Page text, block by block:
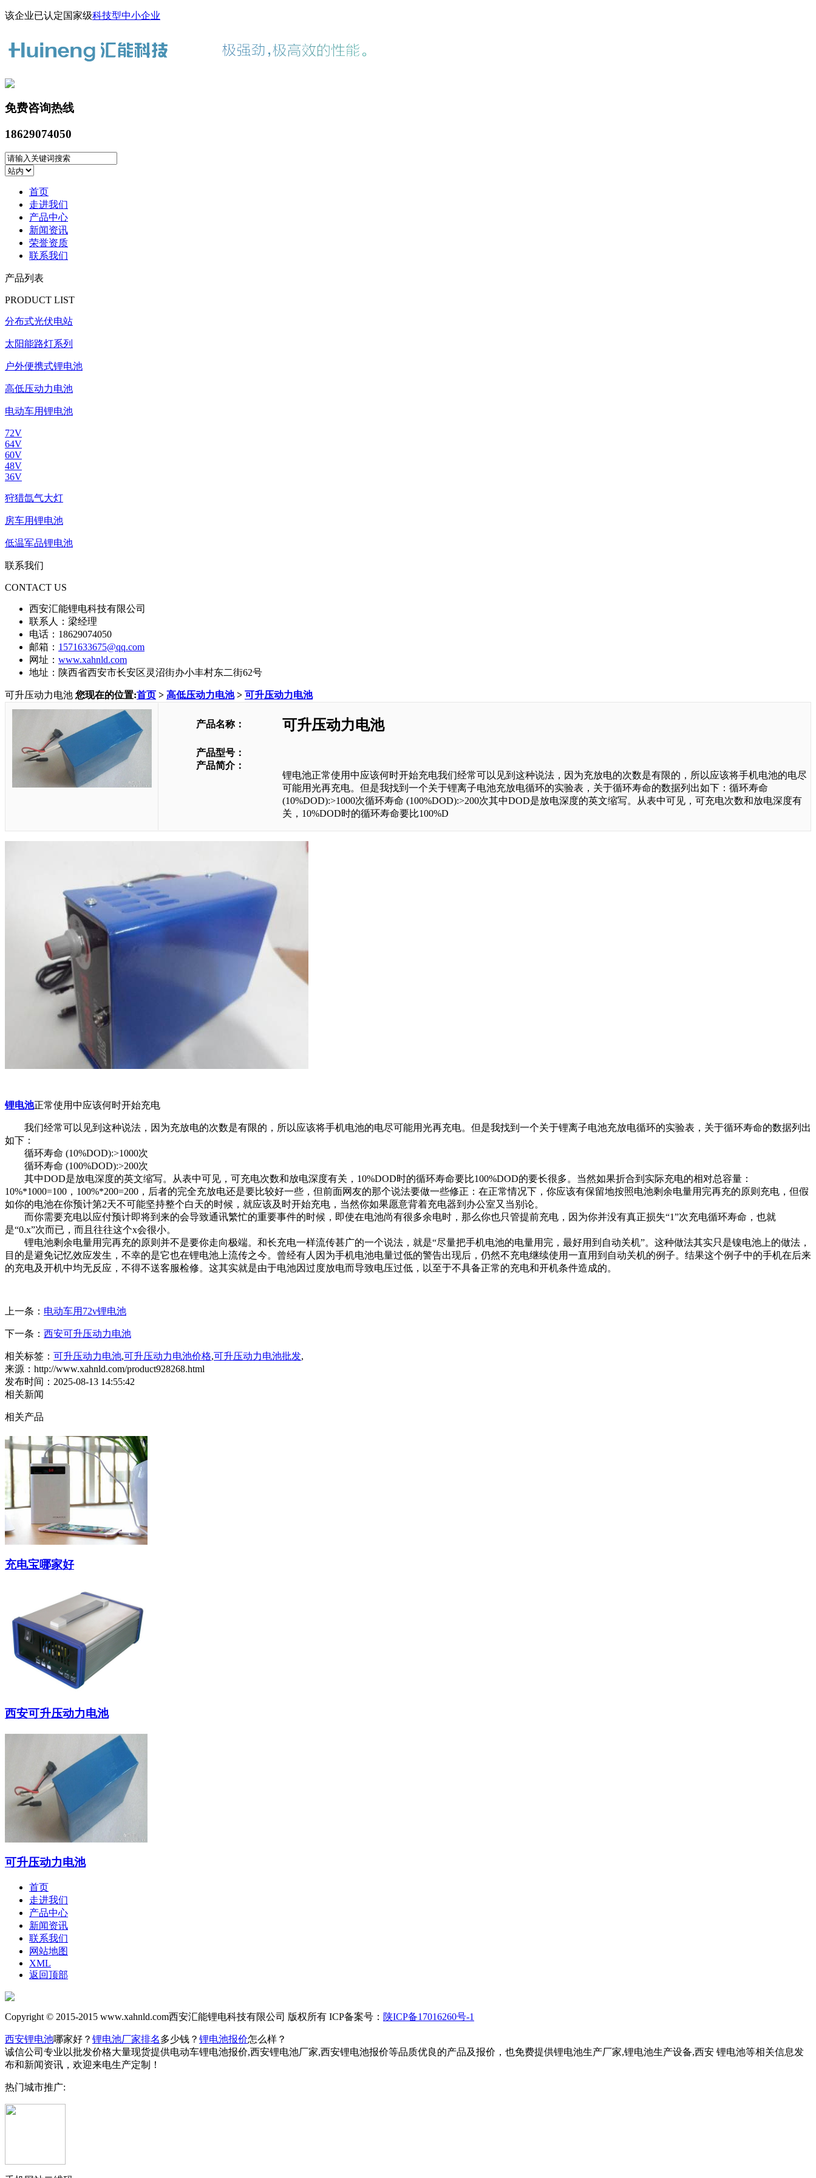
该企业已认定国家级科技型中小企业
免费咨询热线
18629074050
首页
走进我们
产品中心
新闻资讯
荣誉资质
联系我们
产品列表
PRODUCT LIST
分布式光伏电站
太阳能路灯系列
户外便携式锂电池
高低压动力电池
电动车用锂电池
72V
64V
60V
48V
36V
狩猎氙气大灯
房车用锂电池
低温军品锂电池
联系我们
CONTACT US
西安汇能锂电科技有限公司
联系人：梁经理
电话：18629074050
邮箱： 1571633675@qq.com
网址： www.xahnld.com
地址：陕西省西安市长安区灵沼街办小丰村东二街62号
可升压动力电池 您现在的位置:首页 > 高低压动力电池> 可升压动力电池
产品名称： 可升压动力电池
产品型号：
产品简介：
锂电池正常使用中应该何时开始充电我们经常可以见到这种说法，因为充放电的次数是有限的，所以应该将手机电池的电尽
可能用光再充电。但是我找到一个关于锂离子电池充放电循环的实验表，关于循环寿命的数据列出如下：循环寿命
(10%DOD):>1000次循环寿命 (100%DOD):>200次其中DOD是放电深度的英文缩写。从表中可见，可充电次数和放电深度有
关，10%DOD时的循环寿命要比100%D
锂电池正常使用中应该何时开始充电
我们经常可以见到这种说法，因为充放电的次数是有限的，所以应该将手机电池的电尽可能用光再充电。但是我找到一个关于锂离子电池充放电循环的实验表，关于循环寿命的数据列出
如下：
循环寿命 (10%DOD):>1000次
循环寿命 (100%DOD):>200次
其中DOD是放电深度的英文缩写。从表中可见，可充电次数和放电深度有关，10%DOD时的循环寿命要比100%DOD的要长很多。当然如果折合到实际充电的相对总容量：
10%*1000=100，100%*200=200，后者的完全充放电还是要比较好一些，但前面网友的那个说法要做一些修正：在正常情况下，你应该有保留地按照电池剩余电量用完再充的原则充电，但假
如你的电池在你预计第2天不可能坚持整个白天的时候，就应该及时开始充电，当然你如果愿意背着充电器到办公室又当别论。
而你需要充电以应付预计即将到来的会导致通讯繁忙的重要事件的时候，即使在电池尚有很多余电时，那么你也只管提前充电，因为你并没有真正损失“1”次充电循环寿命，也就
是“0.x”次而已，而且往往这个x会很小。
锂电池剩余电量用完再充的原则并不是要你走向极端。和长充电一样流传甚广的一个说法，就是“尽量把手机电池的电量用完，最好用到自动关机”。这种做法其实只是镍电池上的做法，
目的是避免记忆效应发生，不幸的是它也在锂电池上流传之今。曾经有人因为手机电池电量过低的警告出现后，仍然不充电继续使用一直用到自动关机的例子。结果这个例子中的手机在后来
的充电及开机中均无反应，不得不送客服检修。这其实就是由于电池因过度放电而导致电压过低，以至于不具备正常的充电和开机条件造成的。
上一条： 电动车用72v锂电池
下一条： 西安可升压动力电池
相关标签： 可升压动力电池,可升压动力电池价格,可升压动力电池批发,
来源：http://www.xahnld.com/product928268.html
发布时间：2025-08-13 14:55:42
相关新闻
相关产品
充电宝哪家好
西安可升压动力电池
可升压动力电池
首页
走进我们
产品中心
新闻资讯
联系我们
网站地图
XML
返回顶部
Copyright © 2015-2015 www.xahnld.com西安汇能锂电科技有限公司 版权所有 ICP备案号： 陕ICP备17016260号-1
西安锂电池哪家好？ 锂电池厂家排名多少钱？ 锂电池报价怎么样？
诚信公司专业以批发价格大量现货提供电动车锂电池报价,西安锂电池厂家,西安锂电池报价等品质优良的产品及报价，也免费提供锂电池生产厂家,锂电池生产设备,西安 锂电池等相关信息发
布和新闻资讯，欢迎来电生产定制！
热门城市推广: